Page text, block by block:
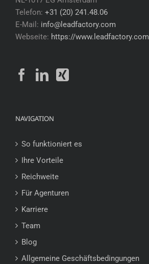
Telefon: +31 (20) 241.48.06
E-Mail: info@leadfactory.com
Webseite: https://www.leadfactory.com
NAVIGATION
So funktioniert es
Ihre Vorteile
Reichweite
Für Agenturen
Karriere
Team
Blog
Allgemeine Geschäftsbedingungen